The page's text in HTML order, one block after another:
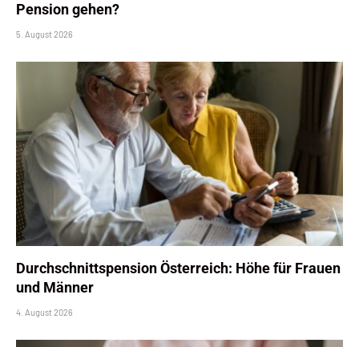
Pension gehen?
5. August 2026
Durchschnittspension Österreich: Höhe für Frauen
und Männer
4. August 2026